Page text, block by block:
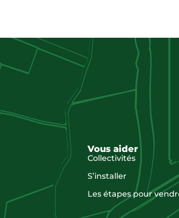
Vous aider
Collectivités
S’installer
Les étapes pour